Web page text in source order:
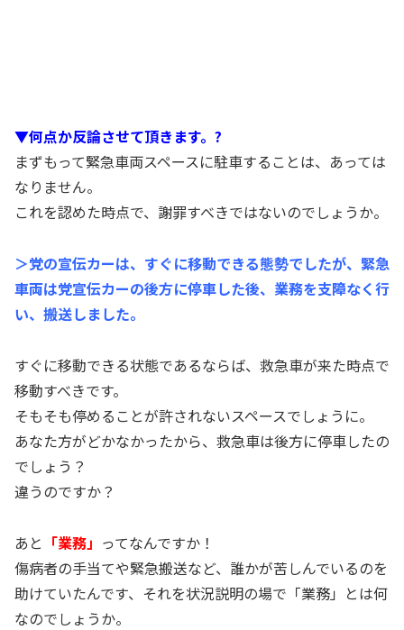
▼何点か反論させて頂きます。?
まずもって緊急車両スペースに駐車することは、あっては
なりません。
これを認めた時点で、謝罪すべきではないのでしょうか。
＞党の宣伝カーは、すぐに移動できる態勢でしたが、緊急
車両は党宣伝カーの後方に停車した後、業務を支障なく行
い、搬送しました。
すぐに移動できる状態であるならば、救急車が来た時点で
移動すべきです。
そもそも停めることが許されないスペースでしょうに。
あなた方がどかなかったから、救急車は後方に停車したの
でしょう？
違うのですか？
あと 「業務」 ってなんですか！
傷病者の手当てや緊急搬送など、誰かが苦しんでいるのを
助けていたんです、それを状況説明の場で「業務」とは何
なのでしょうか。